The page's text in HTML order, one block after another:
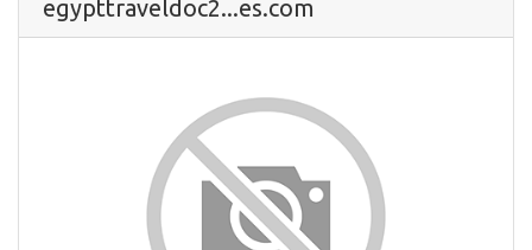
egypttraveldoc2...es.com